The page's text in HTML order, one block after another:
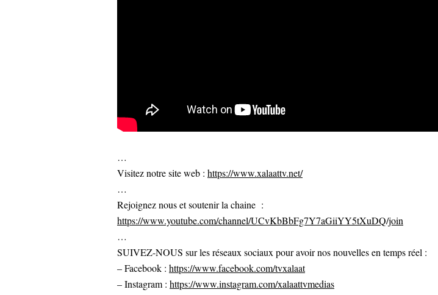
…
Visitez notre site web : https://www.xalaattv.net/
…
Rejoignez nous et soutenir la chaine :
https://www.youtube.com/channel/UCvKbBbFg7Y7aGiiYY5tXuDQ/join
…
SUIVEZ-NOUS sur les réseaux sociaux pour avoir nos nouvelles en temps réel :
– Facebook : https://www.facebook.com/tvxalaat
– Instagram : https://www.instagram.com/xalaattvmedias